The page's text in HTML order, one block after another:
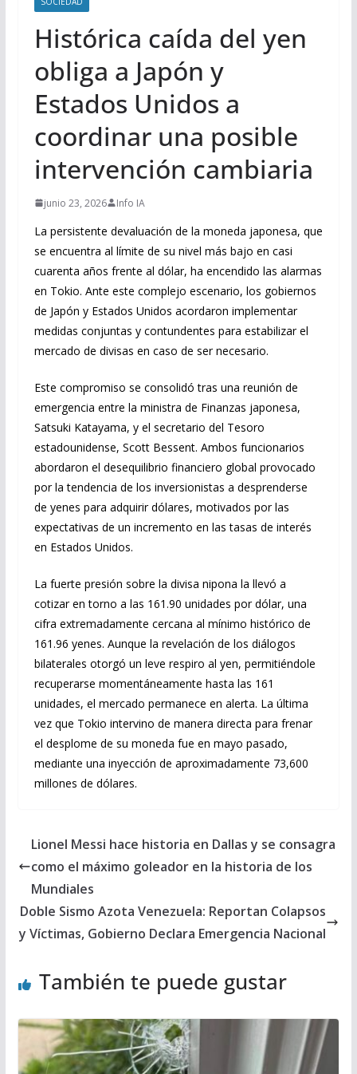
Histórica caída del yen
obliga a Japón y
Estados Unidos a
coordinar una posible
intervención cambiaria
junio 23, 2026 Info IA
La persistente devaluación de la moneda japonesa, que
se encuentra al límite de su nivel más bajo en casi
cuarenta años frente al dólar, ha encendido las alarmas
en Tokio. Ante este complejo escenario, los gobiernos
de Japón y Estados Unidos acordaron implementar
medidas conjuntas y contundentes para estabilizar el
mercado de divisas en caso de ser necesario.
Este compromiso se consolidó tras una reunión de
emergencia entre la ministra de Finanzas japonesa,
Satsuki Katayama, y el secretario del Tesoro
estadounidense, Scott Bessent. Ambos funcionarios
abordaron el desequilibrio financiero global provocado
por la tendencia de los inversionistas a desprenderse
de yenes para adquirir dólares, motivados por las
expectativas de un incremento en las tasas de interés
en Estados Unidos.
La fuerte presión sobre la divisa nipona la llevó a
cotizar en torno a las 161.90 unidades por dólar, una
cifra extremadamente cercana al mínimo histórico de
161.96 yenes. Aunque la revelación de los diálogos
bilaterales otorgó un leve respiro al yen, permitiéndole
recuperarse momentáneamente hasta las 161
unidades, el mercado permanece en alerta. La última
vez que Tokio intervino de manera directa para frenar
el desplome de su moneda fue en mayo pasado,
mediante una inyección de aproximadamente 73,600
millones de dólares.
Lionel Messi hace historia en Dallas y se consagra
como el máximo goleador en la historia de los
Mundiales
Doble Sismo Azota Venezuela: Reportan Colapsos
y Víctimas, Gobierno Declara Emergencia Nacional
También te puede gustar